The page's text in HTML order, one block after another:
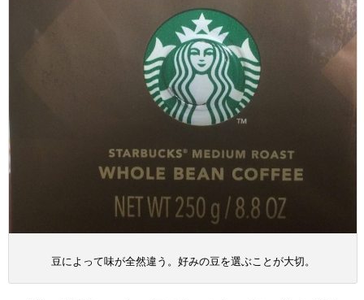
豆によって味が全然違う。好みの豆を選ぶことが大切。